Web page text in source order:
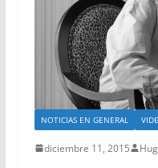
NOTICIAS EN GENERAL
diciembre 11, 2015